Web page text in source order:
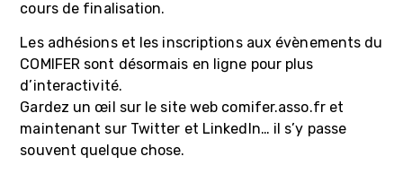
cours de finalisation.
Les adhésions et les inscriptions aux évènements du
COMIFER sont désormais en ligne pour plus
d’interactivité.
Gardez un œil sur le site web comifer.asso.fr et
maintenant sur Twitter et LinkedIn… il s’y passe
souvent quelque chose.